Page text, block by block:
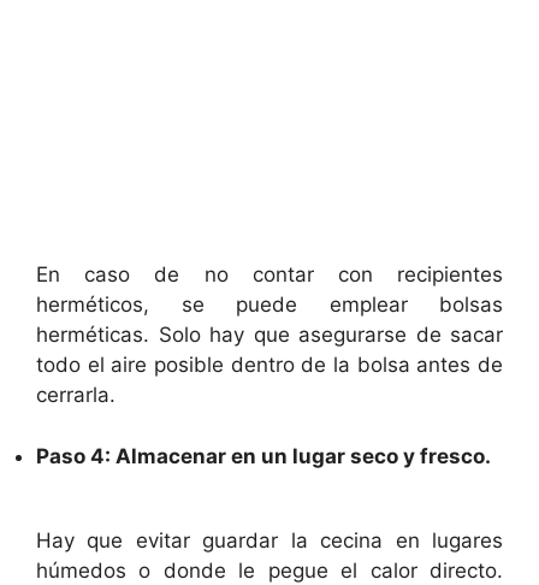
En caso de no contar con recipientes
herméticos, se puede emplear bolsas
herméticas. Solo hay que asegurarse de sacar
todo el aire posible dentro de la bolsa antes de
cerrarla.
Paso 4: Almacenar en un lugar seco y fresco.
Hay que evitar guardar la cecina en lugares
húmedos o donde le pegue el calor directo.